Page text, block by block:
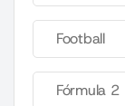
Football
Fórmula 2